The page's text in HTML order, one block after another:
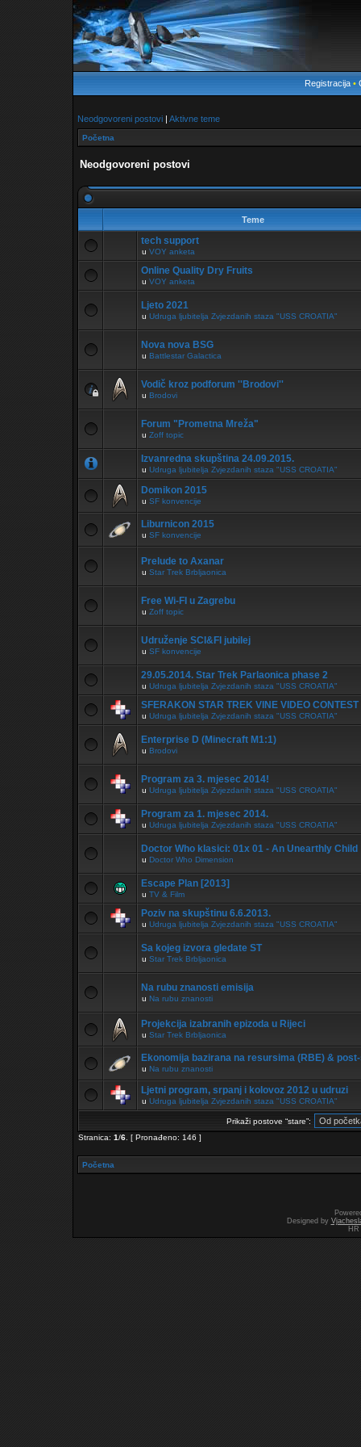
Registracija•
Neodgovoreni postovi | Aktivne teme
Početna
Neodgovoreni postovi
Teme
tech support
u VOY anketa
Online Quality Dry Fruits
u VOY anketa
Ljeto 2021
u Udruga ljubitelja Zvjezdanih staza "USS CROATIA"
Nova nova BSG
u Battlestar Galactica
Vodič kroz podforum ''Brodovi''
u Brodovi
Forum "Prometna Mreža"
u Zoff topic
Izvanredna skupština 24.09.2015.
u Udruga ljubitelja Zvjezdanih staza "USS CROATIA"
Domikon 2015
u SF konvencije
Liburnicon 2015
u SF konvencije
Prelude to Axanar
u Star Trek Brbljaonica
Free Wi-FI u Zagrebu
u Zoff topic
Udruženje SCI&FI jubilej
u SF konvencije
29.05.2014. Star Trek Parlaonica phase 2
u Udruga ljubitelja Zvjezdanih staza "USS CROATIA"
SFERAKON STAR TREK VINE VIDEO CONTEST
u Udruga ljubitelja Zvjezdanih staza "USS CROATIA"
Enterprise D (Minecraft M1:1)
u Brodovi
Program za 3. mjesec 2014!
u Udruga ljubitelja Zvjezdanih staza "USS CROATIA"
Program za 1. mjesec 2014.
u Udruga ljubitelja Zvjezdanih staza "USS CROATIA"
Doctor Who klasici: 01x 01 - An Unearthly Child
u Doctor Who Dimension
Escape Plan [2013]
u TV & Film
Poziv na skupštinu 6.6.2013.
u Udruga ljubitelja Zvjezdanih staza "USS CROATIA"
Sa kojeg izvora gledate ST
u Star Trek Brbljaonica
Na rubu znanosti emisija
u Na rubu znanosti
Projekcija izabranih epizoda u Rijeci
u Star Trek Brbljaonica
Ekonomija bazirana na resursima (RBE) &
u Na rubu znanosti
Ljetni program, srpanj i kolovoz 2012 u udruzi
u Udruga ljubitelja Zvjezdanih staza "USS CROATIA"
Prikaži postove “stare”:
Stranica: 1/6 [ Pronađeno: 146 ]
Početna
Designed by